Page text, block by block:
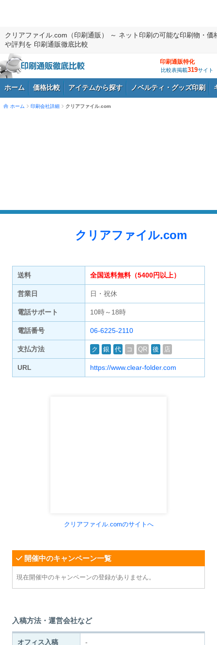
クリアファイル.com（印刷通販） ～ ネット印刷の可能な印刷物・価
や評判を 印刷通販徹底比較
印刷通販特化
比較表掲載319サイト
ホーム 価格比較 アイテムから探す ノベルティ・グッズ印刷
ホーム 印刷会社詳細 クリアファイル.com
クリアファイル.com
クリアファイル.comのサイトへ
送料 全国送料無料（5400円以上）
営業日 日・祝休
電話サポート 10時～18時
電話番号 06-6225-2110
支払方法 ク 銀 代 コ QR 後 店
URL https://www.clear-folder.com
開催中のキャンペーン一覧
現在開催中のキャンペーンの登録がありません。
入稿方法・運営会社など
オフィス入稿 -